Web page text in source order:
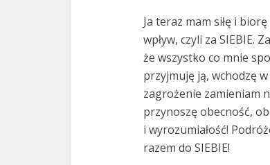
Ja teraz mam siłę i
wpływ, czyli za SIEBIE.
że wszystko co mnie
przyjmuję ją, wchodzę
zagrożenie zamieniam
przynoszę obecność,
i wyrozumiałość!
razem do SIEBIE!